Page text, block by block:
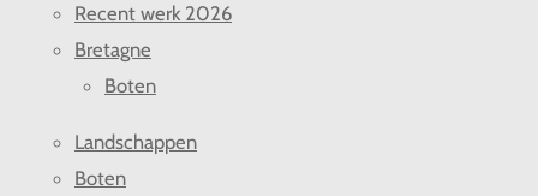
Recent werk 2026
Bretagne
Boten
Landschappen
Boten